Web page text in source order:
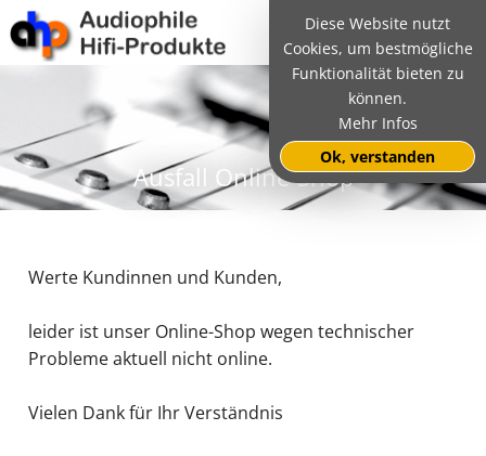
Ausfall Online-Shop
Werte Kundinnen und Kunden,
leider ist unser Online-Shop wegen technischer
Probleme aktuell nicht online.
Vielen Dank für Ihr Verständnis
Diese Website nutzt
Cookies, um bestmögliche
Funktionalität bieten zu
können.
Mehr Infos
Ok, verstanden